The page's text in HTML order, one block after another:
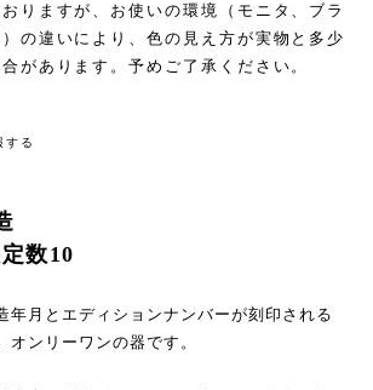
りますが、お使いの環境（モニタ、ブラ
の違いにより、色の見え方が実物と多少
があります。予めご了承ください。
する
数10
年月とエディションナンバーが刻印される
オンリーワンの器です。